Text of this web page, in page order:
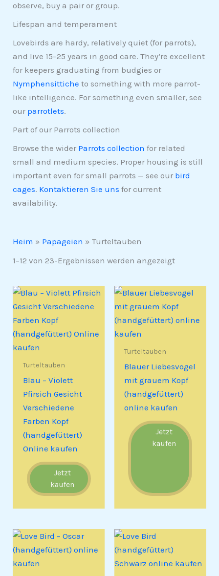
observe, buy a pair or group.
Lifespan and temperament
Lovebirds are hardy, relatively quiet (for parrots),
and live 15–25 years in good care. They’re excellent
for keepers graduating from budgies or
Nymphensittiche to something with more parrot-
like intelligence. For something even smaller, see
our parrotlets.
Part of our Parrots collection
Browse the wider Parrots collection for related
small and medium species. Proper housing is still
important even for small parrots — see our bird
cages. Kontaktieren Sie uns for current
availability.
Heim » Papageien »Turteltauben
1–12 von 23-Ergebnissen werden angezeigt
Turteltauben
Blau – Violett
Pfirsich Gesicht
Verschiedene
Farben Kopf
(handgefüttert)
Online kaufen
Jetzt
kaufen
Turteltauben
Blauer Liebesvogel
mit grauem Kopf
(handgefüttert)
online kaufen
Jetzt
kaufen